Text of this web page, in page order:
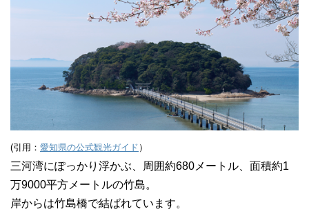
(引用： 愛知県の公式観光ガイド ）
三河湾にぽっかり浮かぶ、周囲約680メートル、面積約1
万9000平方メートルの竹島。
岸からは竹島橋で結ばれています。